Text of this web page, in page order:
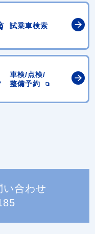
試乗車検索
車検/点検/
整備予約
い合わせ